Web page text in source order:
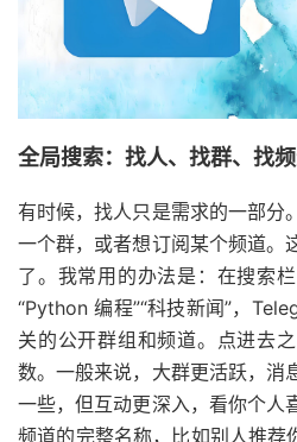
全局搜索：找人、找群、找
有时候，找人只是需求的一部分
一个群，或者想订阅某个频道。
了。我常用的办法是：在搜索
“Python 编程”“科技新闻”，
关的公开群组和频道。点进去
数。一般来说，大群更活跃，消
一些，但互动更深入，看你个人
频道的完整名称，比如别人推荐